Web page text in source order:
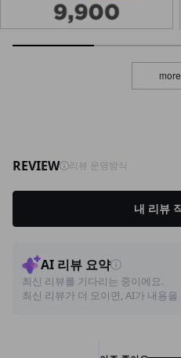
8,900 6,900
NKA-T-7/기본이너 끈나시
25%
+DM41-T-36/나오미
more